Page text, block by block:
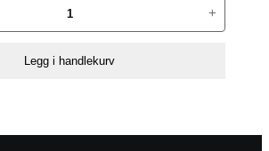
+
Legg i handlekurv